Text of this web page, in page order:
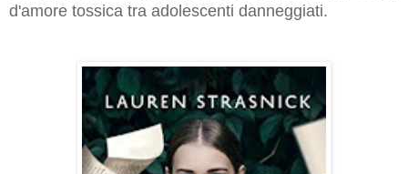
d'amore tossica tra adolescenti danneggiati.